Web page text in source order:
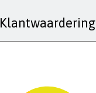
Klantwaardering